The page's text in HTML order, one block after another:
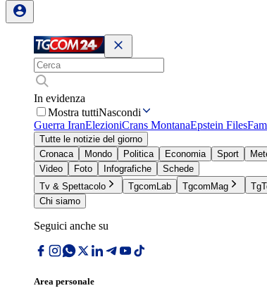
In evidenza
Mostra tuttiNascondi
Guerra IranElezioniCrans MontanaEpstein Files
Tutte le notizie del giorno
Cronaca
Mondo Politica Economia Sport
Video
Foto Infografiche
Schede
Tv & Spettacolo
TgcomLab TgcomMag
Chi siamo
Seguici anche su
Area personale